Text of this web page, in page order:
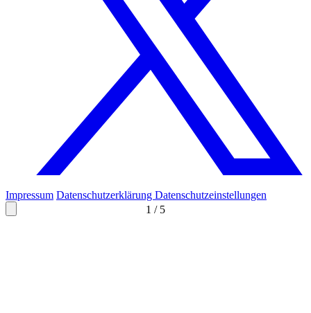
1 / 5
Impressum Datenschutzerklärung Datenschutzeinstellungen